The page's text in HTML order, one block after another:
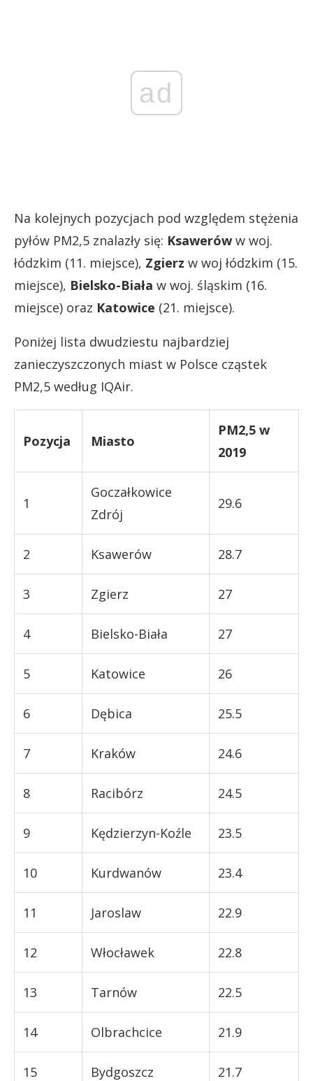
ad
Na kolejnych pozycjach pod względem stężenia
pyłów PM2,5 znalazły się: Ksawerów w woj.
łódzkim (11. miejsce), Zgierz w woj łódzkim (15.
miejsce), Bielsko-Biała w woj. śląskim (16.
miejsce) oraz Katowice (21. miejsce).
Poniżej lista dwudziestu najbardziej
zanieczyszczonych miast w Polsce cząstek
PM2,5 według IQAir.
Pozycja Miasto
PM2,5 w
2019
1
Goczałkowice
Zdrój
29.6
2 Ksawerów 28.7
3 Zgierz 27
4 Bielsko-Biała 27
5 Katowice 26
6 Dębica 25.5
7 Kraków 24.6
8 Racibórz 24.5
9 Kędzierzyn-Koźle 23.5
10 Kurdwanów 23.4
11 Jaroslaw 22.9
12 Włocławek 22.8
13 Tarnów 22.5
14 Olbrachcice 21.9
15 Bydgoszcz 21.7